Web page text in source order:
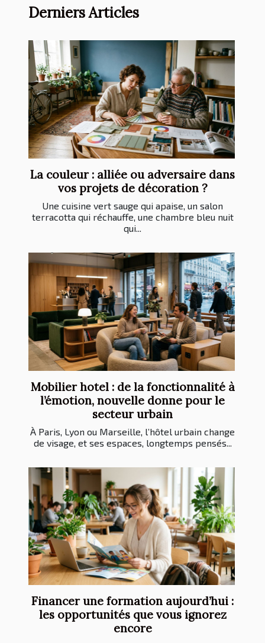
Derniers Articles
La couleur : alliée ou adversaire dans
vos projets de décoration ?
Une cuisine vert sauge qui apaise, un salon
terracotta qui réchauffe, une chambre bleu nuit
qui...
Mobilier hotel : de la fonctionnalité à
l’émotion, nouvelle donne pour le
secteur urbain
À Paris, Lyon ou Marseille, l’hôtel urbain change
de visage, et ses espaces, longtemps pensés...
Financer une formation aujourd’hui :
les opportunités que vous ignorez
encore